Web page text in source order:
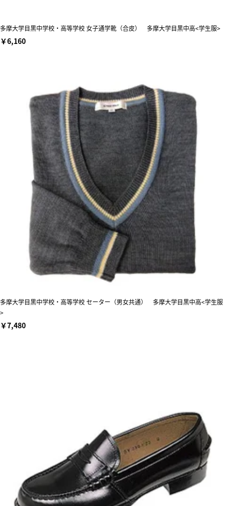
多摩大学目黒中学校・高等学校 女子通学靴（合皮） 多摩大学目黒中高<学生服>
￥6,160
多摩大学目黒中学校・高等学校 セーター（男女共通） 多摩大学目黒中高<学生服
>
￥7,480